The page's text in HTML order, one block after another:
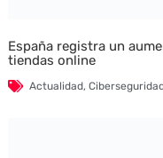
España registra un
tiendas online
Actualidad,